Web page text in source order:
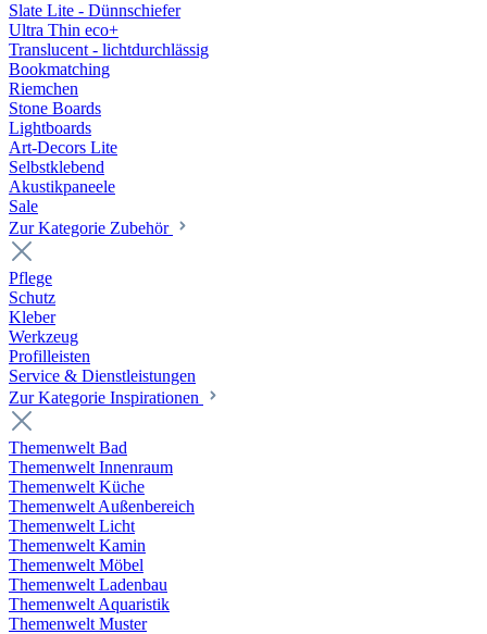
Slate Lite - Dünnschiefer
Ultra Thin eco+
Translucent - lichtdurchlässig
Bookmatching
Riemchen
Stone Boards
Lightboards
Art-Decors Lite
Selbstklebend
Akustikpaneele
Sale
Zur Kategorie Zubehör
Pflege
Schutz
Kleber
Werkzeug
Profilleisten
Service & Dienstleistungen
Zur Kategorie Inspirationen
Themenwelt Bad
Themenwelt Innenraum
Themenwelt Küche
Themenwelt Außenbereich
Themenwelt Licht
Themenwelt Kamin
Themenwelt Möbel
Themenwelt Ladenbau
Themenwelt Aquaristik
Themenwelt Muster